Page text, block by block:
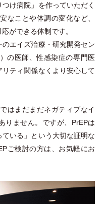
つけ病院 」 を作っていただく
なことや体調の変化など、
ができる体制です。
のエイズ治療 ・ 研究開発セン
）の医師、性感染症の専門医
ティ関係なくより安心して
はまだまだネガティブなイ
りません。ですが、PrEPは
ている 」 という大切な証明な
ご検討の方は、お気軽にお